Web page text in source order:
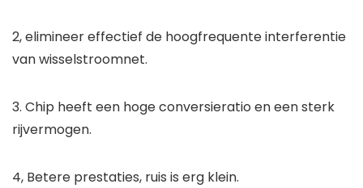
2, elimineer effectief de hoogfrequente interferentie
van wisselstroomnet.
3. Chip heeft een hoge conversieratio en een sterk
rijvermogen.
4, Betere prestaties, ruis is erg klein.